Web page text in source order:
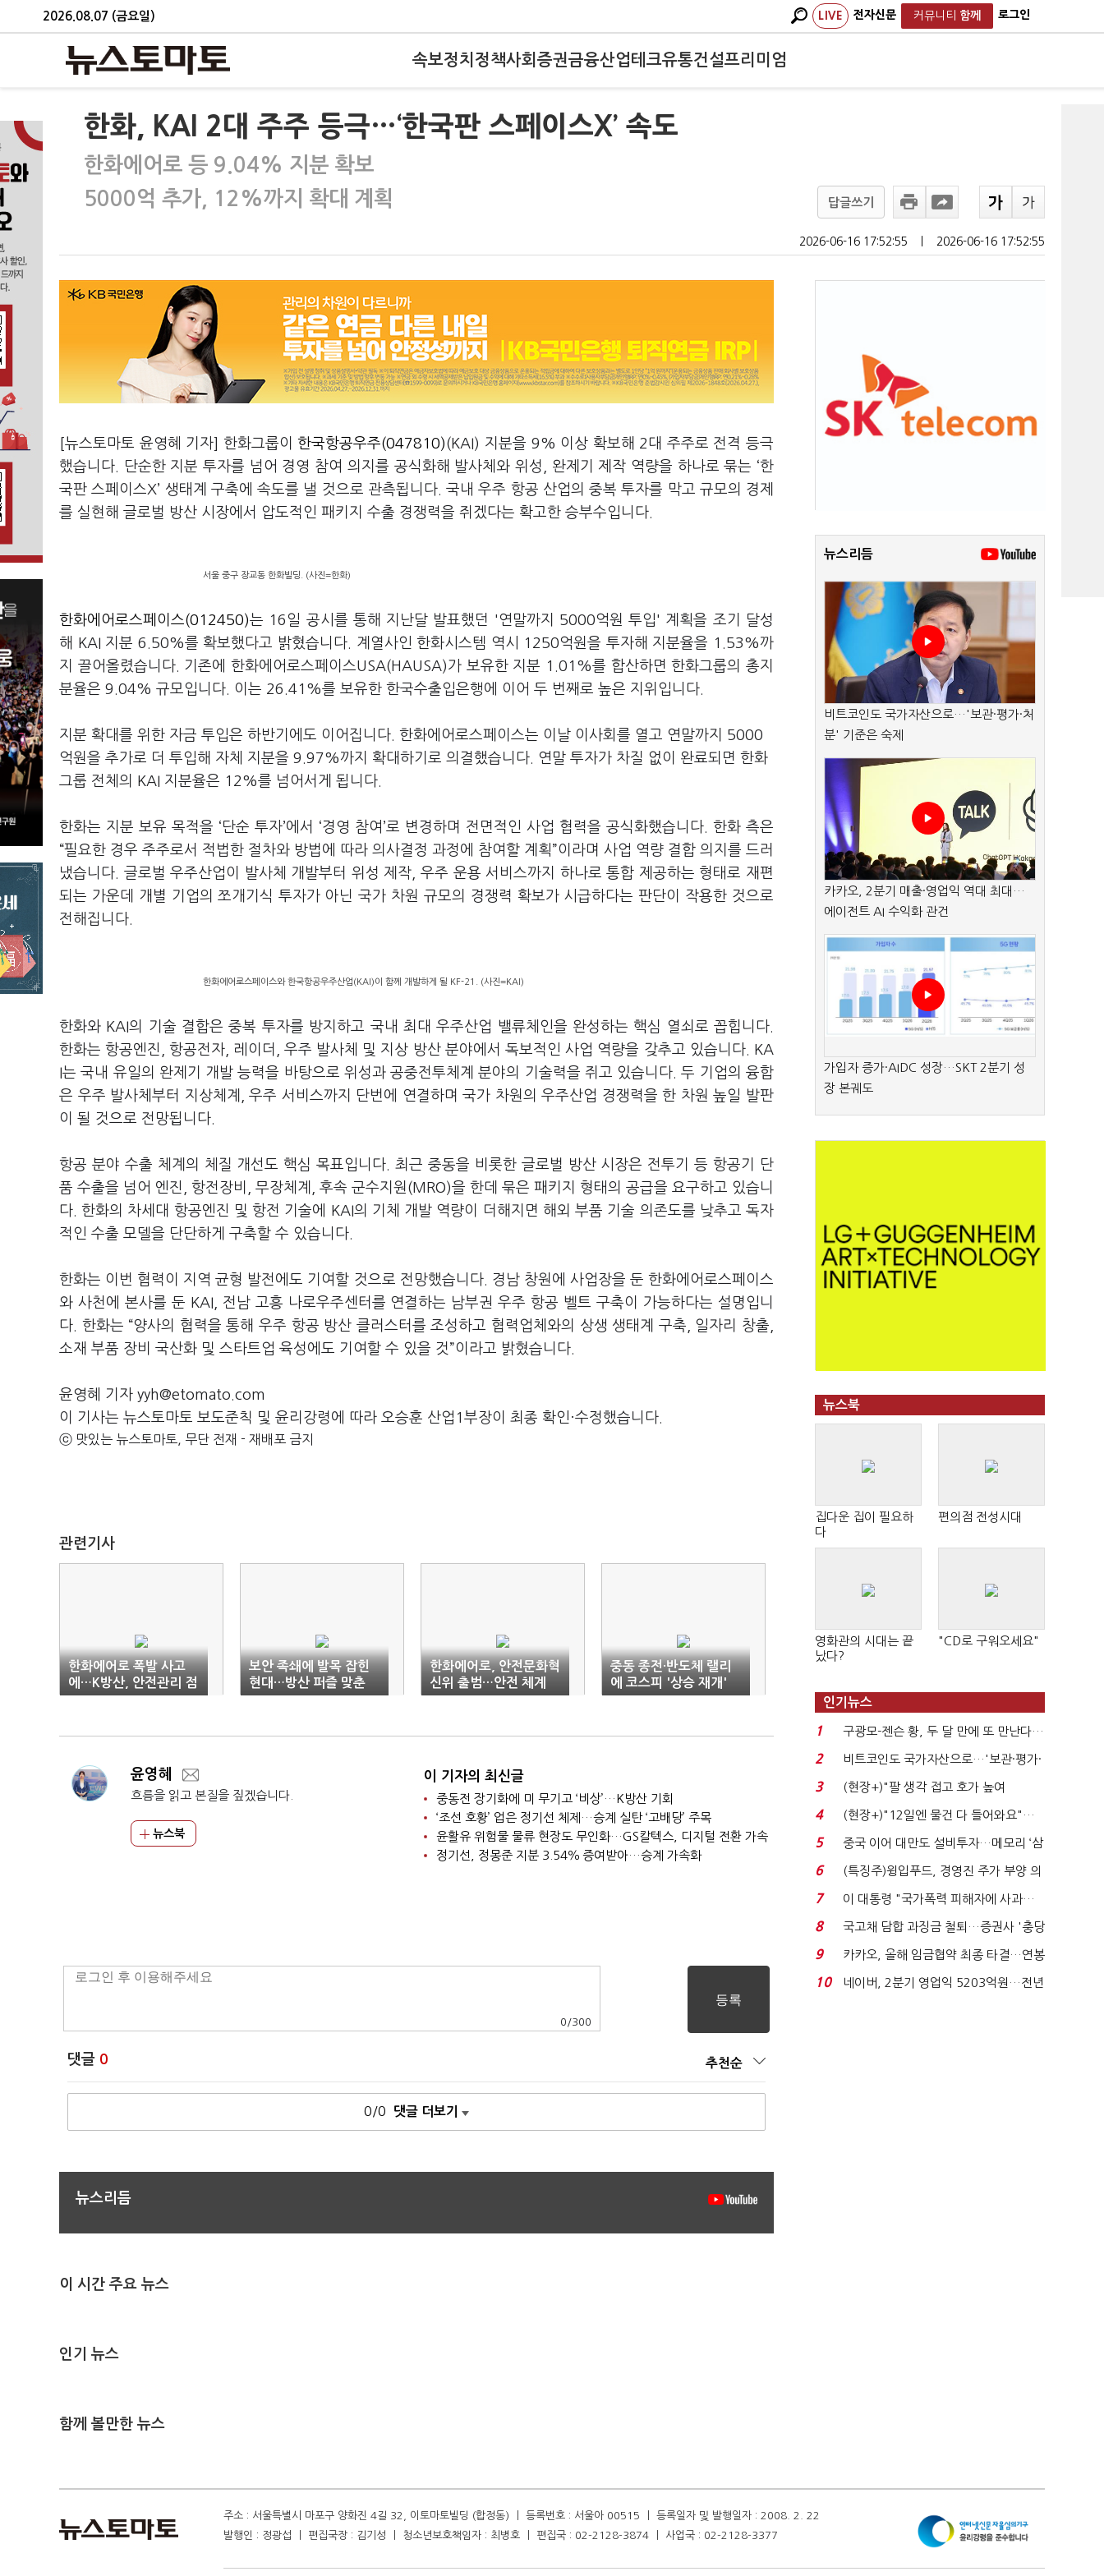
2026.08.07 (금요일) LIVE 전자신문 커뮤니티 함께 로그인
속보정치 정책사회 증권금융산업테크유통건설프리미엄
한화, KAI 2대 주주 등극…‘한국판 스페이스X’ 속도
한화에어로 등 9.04% 지분 확보
5000억 추가, 12%까지 확대 계획
답글쓰기
2026-06-16 17:52:55 2026-06-16 17:52:55
[뉴스토마토 윤영혜 기자] 한화그룹이한국항공우주(047810)(KAI) 지분을 9% 이상 확보해 2대 주주로 전격 등극
했습니다. 단순한 지분 투자를 넘어 경영 참여 의지를 공식화해 발사체와 위성, 완제기 제작 역량을 하나로 묶는 ‘한
국판 스페이스X’ 생태계 구축에 속도를 낼 것으로 관측됩니다. 국내 우주 항공 산업의 중복 투자를 막고 규모의 경제
를 실현해 글로벌 방산 시장에서 압도적인 패키지 수출 경쟁력을 쥐겠다는 확고한 승부수입니다.
서울 중구 장교동 한화빌딩. (사진=한화)
한화에어로스페이스(012450)는 16일 공시를 통해 지난달 발표했던 '연말까지 5000억원 투입' 계획을 조기 달성
해 KAI 지분 6.50%를 확보했다고 밝혔습니다. 계열사인 한화시스템 역시 1250억원을 투자해 지분율을 1.53%까
지 끌어올렸습니다. 기존에 한화에어로스페이스USA(HAUSA)가 보유한 지분 1.01%를 합산하면 한화그룹의 총지
분율은 9.04% 규모입니다. 이는 26.41%를 보유한 한국수출입은행에 이어 두 번째로 높은 지위입니다.
지분 확대를 위한 자금 투입은 하반기에도 이어집니다. 한화에어로스페이스는 이날 이사회를 열고 연말까지 5000
억원을 추가로 더 투입해 자체 지분을 9.97%까지 확대하기로 의결했습니다. 연말 투자가 차질 없이 완료되면 한화
그룹 전체의 KAI 지분율은 12%를 넘어서게 됩니다.
한화는 지분 보유 목적을 ‘단순 투자’에서 ‘경영 참여’로 변경하며 전면적인 사업 협력을 공식화했습니다. 한화 측은
“필요한 경우 주주로서 적법한 절차와 방법에 따라 의사결정 과정에 참여할 계획”이라며 사업 역량 결합 의지를 드러
냈습니다. 글로벌 우주산업이 발사체 개발부터 위성 제작, 우주 운용 서비스까지 하나로 통합 제공하는 형태로 재편
되는 가운데 개별 기업의 쪼개기식 투자가 아닌 국가 차원 규모의 경쟁력 확보가 시급하다는 판단이 작용한 것으로
전해집니다.
한화에어로스페이스와 한국항공우주산업(KAI)이 함께 개발하게 될 KF-21. (사진=KAI)
한화와 KAI의 기술 결합은 중복 투자를 방지하고 국내 최대 우주산업 밸류체인을 완성하는 핵심 열쇠로 꼽힙니다.
한화는 항공엔진, 항공전자, 레이더, 우주 발사체 및 지상 방산 분야에서 독보적인 사업 역량을 갖추고 있습니다. KA
I는 국내 유일의 완제기 개발 능력을 바탕으로 위성과 공중전투체계 분야의 기술력을 쥐고 있습니다. 두 기업의 융합
은 우주 발사체부터 지상체계, 우주 서비스까지 단번에 연결하며 국가 차원의 우주산업 경쟁력을 한 차원 높일 발판
이 될 것으로 전망됩니다.
항공 분야 수출 체계의 체질 개선도 핵심 목표입니다. 최근 중동을 비롯한 글로벌 방산 시장은 전투기 등 항공기 단
품 수출을 넘어 엔진, 항전장비, 무장체계, 후속 군수지원(MRO)을 한데 묶은 패키지 형태의 공급을 요구하고 있습니
다. 한화의 차세대 항공엔진 및 항전 기술에 KAI의 기체 개발 역량이 더해지면 해외 부품 기술 의존도를 낮추고 독자
적인 수출 모델을 단단하게 구축할 수 있습니다.
한화는 이번 협력이 지역 균형 발전에도 기여할 것으로 전망했습니다. 경남 창원에 사업장을 둔 한화에어로스페이스
와 사천에 본사를 둔 KAI, 전남 고흥 나로우주센터를 연결하는 남부권 우주 항공 벨트 구축이 가능하다는 설명입니
다. 한화는 “양사의 협력을 통해 우주 항공 방산 클러스터를 조성하고 협력업체와의 상생 생태계 구축, 일자리 창출,
소재 부품 장비 국산화 및 스타트업 육성에도 기여할 수 있을 것”이라고 밝혔습니다.
윤영혜 기자 yyh@etomato.com
이 기사는 뉴스토마토 보도준칙 및 윤리강령에 따라 오승훈 산업1부장이 최종 확인·수정했습니다.
ⓒ 맛있는 뉴스토마토, 무단 전재 - 재배포 금지
관련기사
한화에어로 폭발 사고
에…K방산, 안전관리 점
검 ‘고삐’
보안 족쇄에 발목 잡힌
현대…방산 퍼즐 맞춘
한화
한화에어로, 안전문화혁
신위 출범…안전 체계
원점 재점검
중동 종전·반도체 랠리
에 코스피 '상승 재개'
윤영혜
흐름을 읽고 본질을 짚겠습니다.
뉴스북
이 기자의 최신글
중동전 장기화에 미 무기고 ‘비상’…K방산 기회
‘조선 호황’ 업은 정기선 체제…승계 실탄 ‘고배당’ 주목
윤활유 위험물 물류 현장도 무인화…GS칼텍스, 디지털 전환 가속
정기선, 정몽준 지분 3.54％ 증여받아…승계 가속화
0 /300
댓글 0 추천순
0/0 댓글 더보기
뉴스리듬
이 시간 주요 뉴스
인기 뉴스
함께 볼만한 뉴스
뉴스리듬
비트코인도 국가자산으로…'보관·평가·처
분' 기준은 숙제
카카오, 2분기 매출·영업익 역대 최대…
에이전트 AI 수익화 관건
가입자 증가·AIDC 성장…SKT 2분기 성
장 본궤도
뉴스북
집다운 집이 필요하
다
편의점 전성시대
영화관의 시대는 끝
났다?
"CD로 구워오세요"
인기뉴스
1
구광모-젠슨 황, 두 달 만에 또 만난다…
로봇·AI 등 논...
2
비트코인도 국가자산으로…'보관·평가·
처분' 기준은 ...
3
(현장+)"팔 생각 접고 호가 높여
요"…'덜 똘똘한 한 채' 20...
4
(현장+)"12일엔 물건 다 들어와요"…
빈 매대 채우며 문 연 ...
5
중국 이어 대만도 설비투자…메모리 ‘삼
국전쟁’
6
(특징주)윙입푸드, 경영진 주가 부양 의
지에 상한가...
7
이 대통령 "국가폭력 피해자에 사과…
적극적 조사로 진...
8
국고채 담합 과징금 철퇴…증권사 '충당
금 폭탄' 우려...
9
카카오, 올해 임금협약 최종 타결…연봉
6.3% 인상·격려...
10
네이버, 2분기 영업익 5203억원…전년
주소 : 서울특별시 마포구 양화진 4길 32, 이토마토빌딩 (합정동) ㅣ 등록번호 : 서울아 00515 ㅣ 등록일자 및 발행일자 : 2008. 2. 22
발행인 : 정광섭 ㅣ 편집국장 : 김기성 ㅣ 청소년보호책임자 : 최병호 ㅣ 편집국 : 02-2128-3874 ㅣ 사업국 : 02-2128-3377